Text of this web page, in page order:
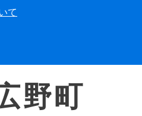
て
野町